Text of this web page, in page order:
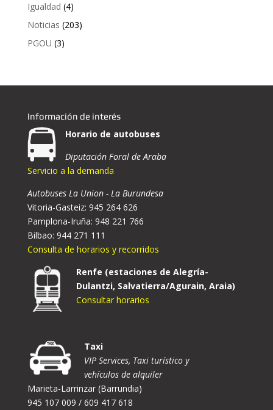
Igualdad (4)
Noticias (203)
PGOU (3)
Información de interés
Horario de autobuses
Diputación Foral de Araba
Servicio a la demanda
Autobuses La Union - La Burundesa
Vitoria-Gasteiz: 945 264 626
Pamplona-Iruña: 948 221 766
Bilbao: 944 271 111
Consulta de horarios y recorridos
Renfe (estaciones de Alegría-
Dulantzi, Salvatierra/Agurain, Araia)
Consultar horarios
Taxi
VIP Services, Taxi turístico y
vehículos de alquiler
Marieta-Larrinzar (Barrundia)
945 107 009 / 609 417 618